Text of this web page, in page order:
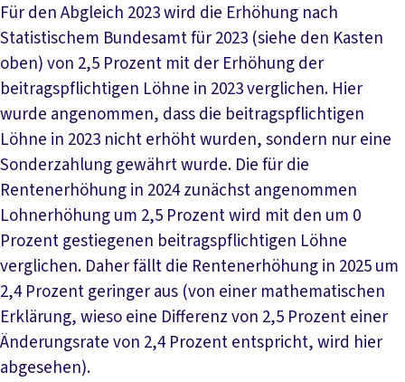
Für den Abgleich 2023 wird die Erhöhung nach
Statistischem Bundesamt für 2023 (siehe den Kasten
oben) von 2,5 Prozent mit der Erhöhung der
beitragspflichtigen Löhne in 2023 verglichen. Hier
wurde angenommen, dass die beitragspflichtigen
Löhne in 2023 nicht erhöht wurden, sondern nur eine
Sonderzahlung gewährt wurde. Die für die
Rentenerhöhung in 2024 zunächst angenommen
Lohnerhöhung um 2,5 Prozent wird mit den um 0
Prozent gestiegenen beitragspflichtigen Löhne
verglichen. Daher fällt die Rentenerhöhung in 2025 um
2,4 Prozent geringer aus (von einer mathematischen
Erklärung, wieso eine Differenz von 2,5 Prozent einer
Änderungsrate von 2,4 Prozent entspricht, wird hier
abgesehen).